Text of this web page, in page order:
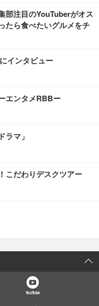
部注目のYouTuberがオス
たら食べたいグルメをチ
インタビュー
エンタメRBBー
ラマ」
こだわりデスクツアー
YouTube